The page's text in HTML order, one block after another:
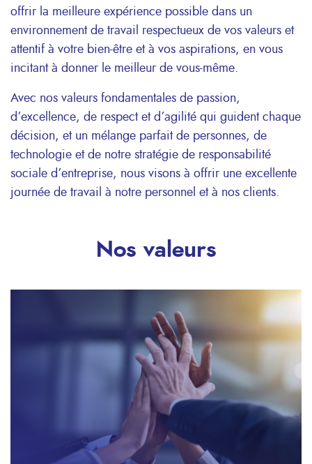
offrir la meilleure expérience possible dans un
environnement de travail respectueux de vos valeurs et
attentif à votre bien-être et à vos aspirations, en vous
incitant à donner le meilleur de vous-même.
Avec nos valeurs fondamentales de passion,
d’excellence, de respect et d’agilité qui guident chaque
décision, et un mélange parfait de personnes, de
technologie et de notre stratégie de responsabilité
sociale d’entreprise, nous visons à offrir une excellente
journée de travail à notre personnel et à nos clients.
Nos valeurs